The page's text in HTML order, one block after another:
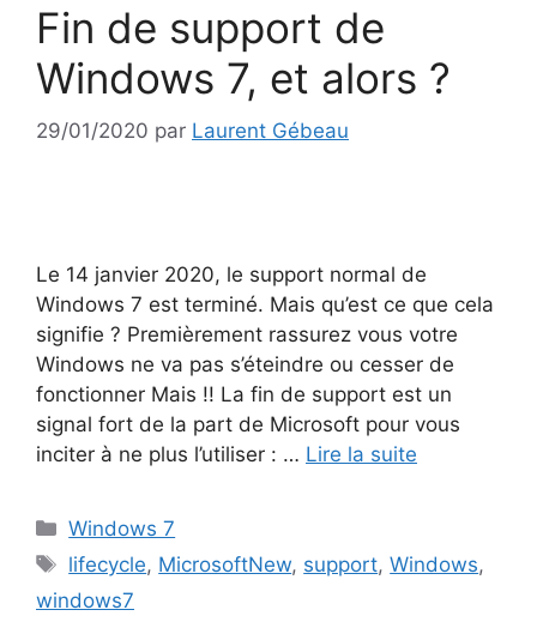
Fin de support de
Windows 7, et alors ?
29/01/2020 par Laurent Gébeau
Le 14 janvier 2020, le support normal de
Windows 7 est terminé. Mais qu’est ce que cela
signifie ? Premièrement rassurez vous votre
Windows ne va pas s’éteindre ou cesser de
fonctionner Mais !! La fin de support est un
signal fort de la part de Microsoft pour vous
inciter à ne plus l’utiliser : … Lire la suite
Catégories
Windows 7
Étiquettes
lifecycle, MicrosoftNew, support,Windows,
windows7